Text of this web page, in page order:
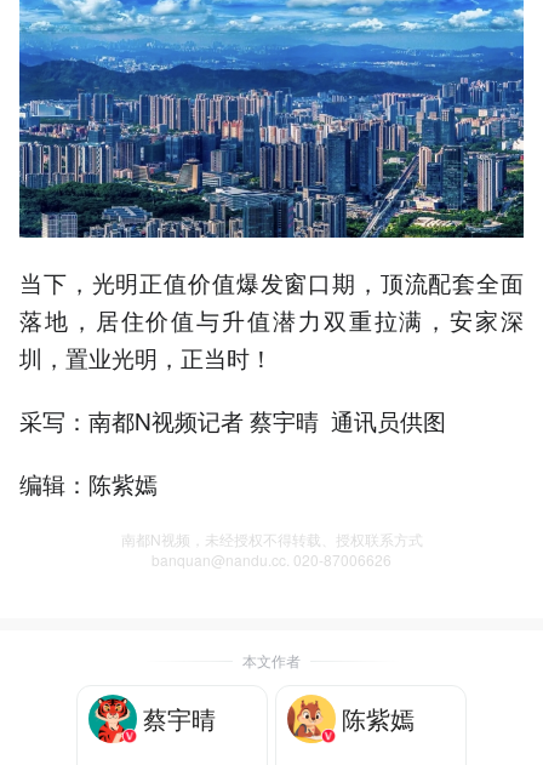
当下，光明正值价值爆发窗口期，顶流配套全面
落地，居住价值与升值潜力双重拉满，安家深
圳，置业光明，正当时！
采写：南都N视频记者 蔡宇晴 通讯员供图
编辑：陈紫嫣
南都N视频，未经授权不得转载、授权联系方式
banquan@nandu.cc. 020-87006626
本文作者
蔡宇晴 陈紫嫣